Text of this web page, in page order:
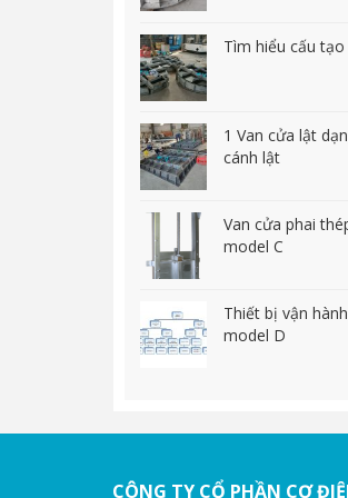
Tìm hiểu cấu
1 Van cửa lật
cánh lật
Van cửa phai
model C
Thiết bị vận
model D
CÔNG TY CỔ PHẦN CƠ